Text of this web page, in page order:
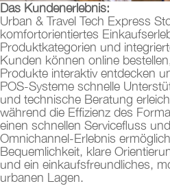
Das Kundenerlebnis:
Urban & Travel Tech Express
komfortorientiertes
Produktkategorien und
Kunden können online
Produkte interaktiv entdecken
POS-Systeme schnelle
und technische Beratung
während die Effizienz des
einen schnellen Servicefluss
Omnichannel-Erlebnis
Bequemlichkeit, klare
und ein einkaufsfreundliches,
urbanen Lagen.